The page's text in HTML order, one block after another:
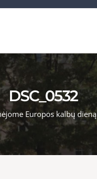
DSC_0532
Europos kalbų dieną